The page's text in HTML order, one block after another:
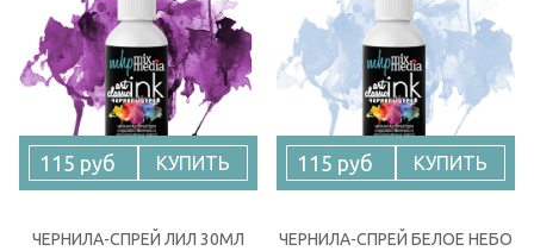
115 руб КУПИТЬ
ЧЕРНИЛА-СПРЕЙ ЛИЛ 30МЛ
115 руб КУПИТЬ
ЧЕРНИЛА-СПРЕЙ БЕЛОЕ НЕБО